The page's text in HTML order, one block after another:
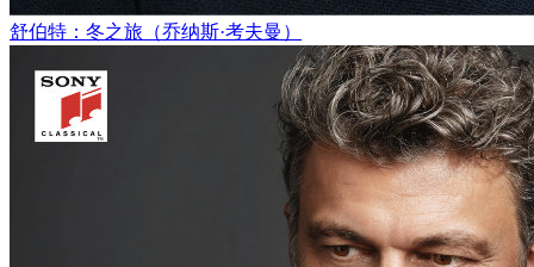
舒伯特：冬之旅（乔纳斯·考夫曼）